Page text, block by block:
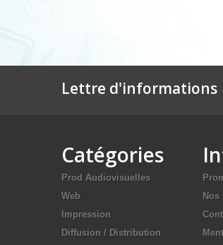
Lettre d'informations
Catégories
Prod Audiovisuelles
Web
Impression
Diffusion / Distribution
Nos